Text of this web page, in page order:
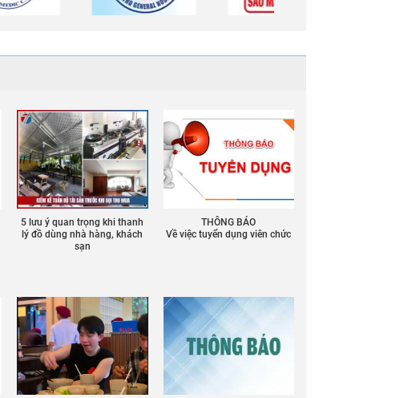
5 lưu ý quan trọng khi thanh
lý đồ dùng nhà hàng, khách
sạn
THÔNG BÁO
Về việc tuyển dụng viên chức